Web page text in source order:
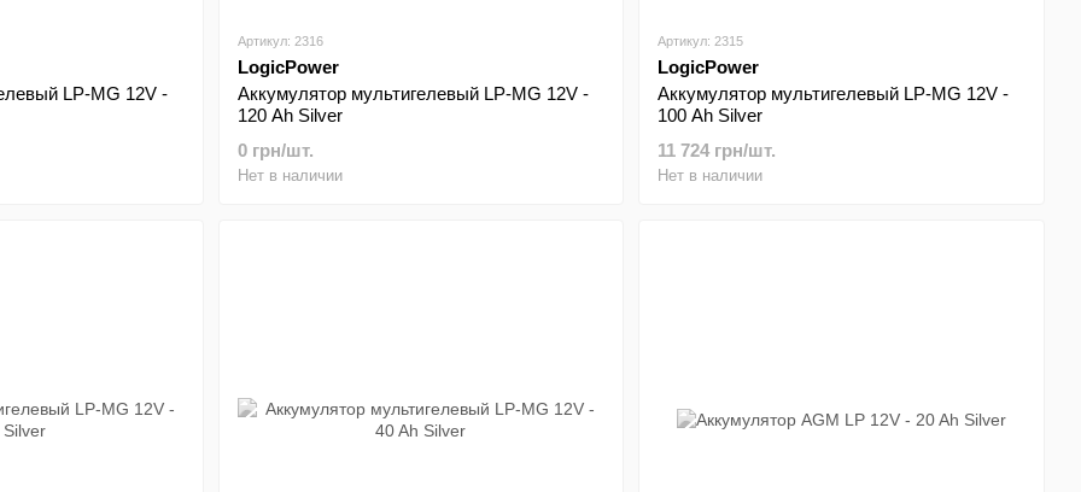
LP-MG 12V -
Артикул: 2316
LogicPower
Аккумулятор мультигелевый LP-MG 12V -
120 Ah Silver
0 грн/шт.
Нет в наличии
Артикул: 2315
LogicPower
Аккумулятор мультигелевый LP-MG 12V -
100 Ah Silver
11 724 грн/шт.
Нет в наличии